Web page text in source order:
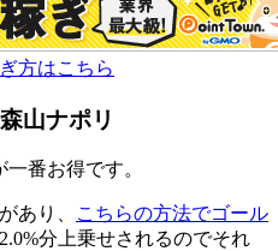
方はこちら
山ナポリ
番お得です。
あり、
こちらの方法でゴール
分上乗せされるのでそれ